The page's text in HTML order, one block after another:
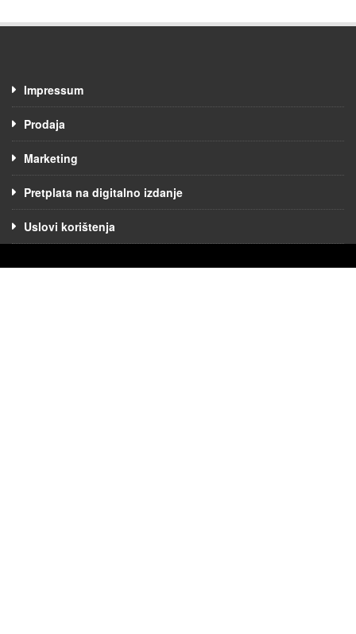
Impressum
Prodaja
Marketing
Pretplata na digitalno izdanje
Uslovi korištenja